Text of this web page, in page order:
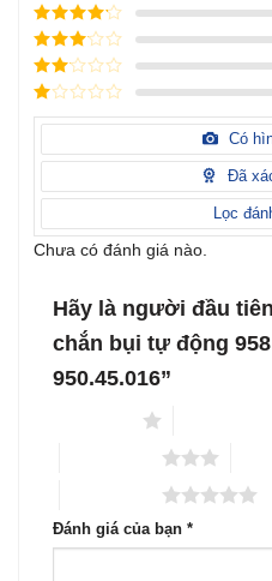
Được xếp
hạng
5
sao
Được xếp
hạng
sao
Được
xếp
hạng3
5 sao
Được
hạng
sao
Được
1
sao
Có
Đã
Lọc
Chưa có đánh giá nào.
Hãy là người đầu
chắn bụi tự động
950.45.016”
Đánh giá của bạn *